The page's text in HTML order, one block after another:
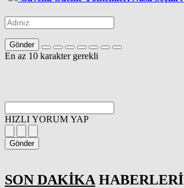
Gönder
En az 10 karakter gerekli
HIZLI YORUM YAP
Gönder
SON DAKİKA HABERLERİ